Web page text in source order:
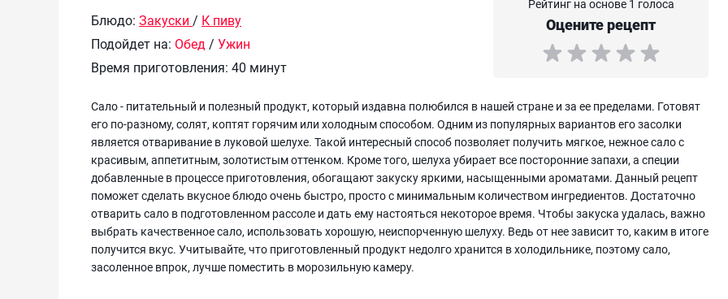
Блюдо: Закуски / К пиву
Подойдет на: Обед/ Ужин
Время приготовления: 40 минут
Рейтинг на основе 1 голоса
Оцените рецепт
Сало - питательный и полезный продукт, который издавна полюбился в нашей стране и за ее пределами. Готовят
его по-разному, солят, коптят горячим или холодным способом. Одним из популярных вариантов его засолки
является отваривание в луковой шелухе. Такой интересный способ позволяет получить мягкое, нежное сало с
красивым, аппетитным, золотистым оттенком. Кроме того, шелуха убирает все посторонние запахи, а специи
добавленные в процессе приготовления, обогащают закуску яркими, насыщенными ароматами. Данный рецепт
поможет сделать вкусное блюдо очень быстро, просто с минимальным количеством ингредиентов. Достаточно
отварить сало в подготовленном рассоле и дать ему настояться некоторое время. Чтобы закуска удалась, важно
выбрать качественное сало, использовать хорошую, неиспорченную шелуху. Ведь от нее зависит то, каким в итоге
получится вкус. Учитывайте, что приготовленный продукт недолго хранится в холодильнике, поэтому сало,
засоленное впрок, лучше поместить в морозильную камеру.